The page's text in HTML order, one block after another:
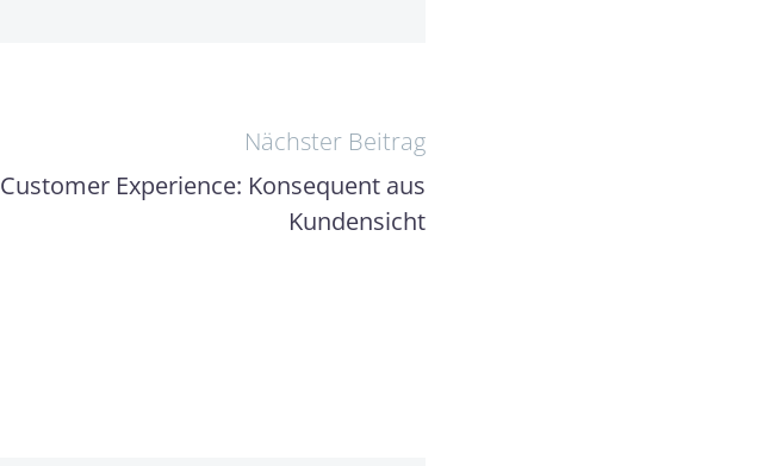
Nächster Beitrag
Customer Experience: Konsequent aus
Kundensicht